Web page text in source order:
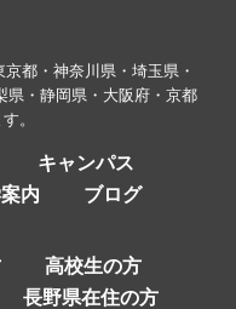
都・神奈川県・埼玉県・
県・静岡県・大阪府・京都
。
キャンパス
内 ブログ
高校生の方
長野県在住の方